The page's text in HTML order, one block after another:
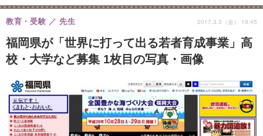
福岡県が「世界に打って出る若者育成事業」高
校・大学など募集 1枚目の写真・画像
教育・受験 先生 2017.3.3（金） 19:45